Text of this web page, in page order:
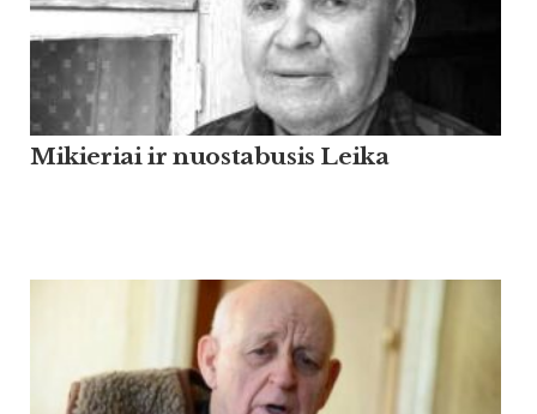
Mikieriai ir nuostabusis Leika